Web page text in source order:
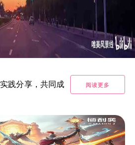
实践分享，共同成
阅读更多